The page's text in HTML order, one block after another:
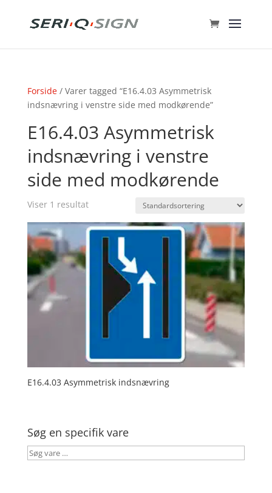
Forside/ Varer tagged “E16.4.03 Asymmetrisk
indsnævring i venstre side med modkørende”
E16.4.03 Asymmetrisk
indsnævring i venstre
side med modkørende
Viser 1 resultat
E16.4.03 Asymmetrisk indsnævring
Søg en specifik vare
Søg